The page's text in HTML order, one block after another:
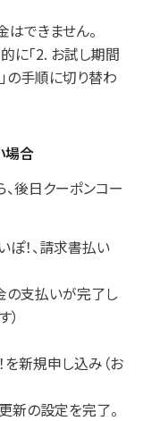
できません。
に「2. お試し期間
の手順に切り替わ
場合
後日クーポンコー
ぽ！、請求書払い
の支払いが完了し
新規申し込み（お
新の設定を完了。